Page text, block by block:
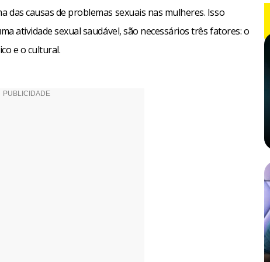
das causas de problemas sexuais nas mulheres. Isso
atividade sexual saudável, são necessários três fatores: o
e o cultural.